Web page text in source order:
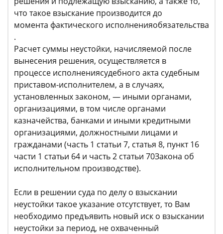
что такое взыскание производится до
момента фактического исполненияобязательства
.
Расчет суммы неустойки, начисляемой после
вынесения решения, осуществляется в
процессе исполнениясудебного акта судебным
приставом-исполнителем, а в случаях,
установленных законом, — иными органами,
организациями, в том числе органами
казначейства, банками и иными кредитными
организациями, должностными лицами и
гражданами (часть 1 статьи 7, статья 8, пункт 16
части 1 статьи 64 и часть 2 статьи 70Закона об
исполнительном производстве).
Если в решении суда по делу о взыскании
неустойки такое указание отсутствует, то Вам
необходимо предъявить новый иск о взыскании
неустойки за период, не охваченный